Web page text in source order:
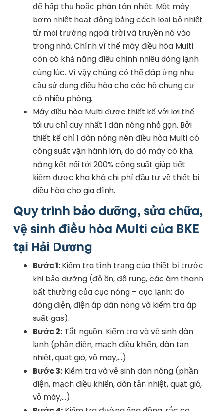
để hấp thụ hoặc phân tán nhiệt. Một máy
bơm nhiệt hoạt động bằng cách loại bỏ nhiệt
từ môi trường ngoài trời và truyền nó vào
trong nhà. Chính vì thế máy điều hòa Multi
còn có khả năng điều chỉnh nhiều dòng lạnh
cùng lúc. Vì vậy chúng có thể đáp ứng nhu
cầu sử dụng điều hòa cho các hộ chung cư
có nhiều phòng.
Máy điều hòa Multi được thiết kế với lợi thế
tối ưu chỉ duy nhất 1 dàn nóng nhỏ gọn. Bởi
thiết kế chỉ 1 dàn nóng nên điều hòa Multi có
công suất vận hành lớn, do đó máy có khả
năng kết nối tới 200% công suất giúp tiết
kiệm được kha khá chi phí đầu tư về thiết bị
điều hòa cho gia đình.
Quy trình bảo dưỡng, sửa chữa,
vệ sinh điều hòa Multi của BKE
tại Hải Dương
Bước 1:Kiểm tra tình trạng của thiết bị trước
khi bảo dưỡng (độ ồn, độ rung, các âm thanh
bất thường của cục nóng – cục lạnh; đo
dòng điện, điện áp dàn nóng và kiểm tra áp
suất gas).
Bước 2: Tắt nguồn. Kiểm tra và vệ sinh dàn
lạnh (phần điện, mạch điều khiển, dàn tản
nhiệt, quạt gió, vỏ máy,…)
Bước 3: Kiểm tra và vệ sinh dàn nóng (phần
điện, mạch điều khiển, dàn tản nhiệt, quạt gió,
vỏ máy,…)